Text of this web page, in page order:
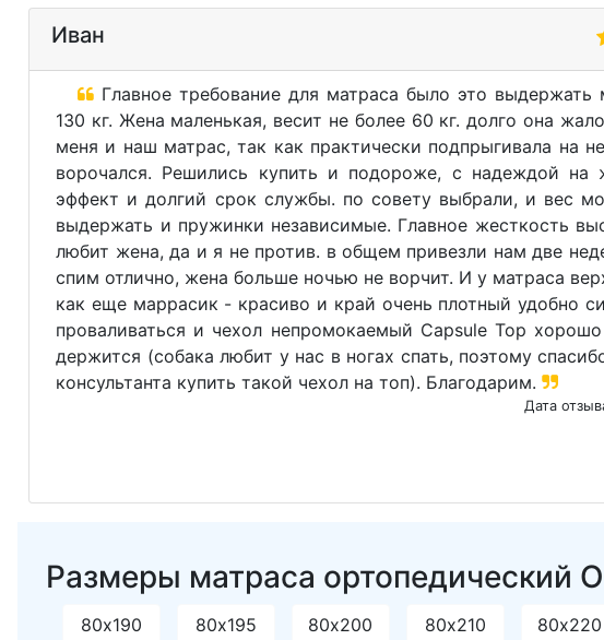
Иван
Главное требование для матраса было это выдержать
130 кг. Жена маленькая, весит не более 60 кг. долго она
меня и наш матрас, так как практически подпрыгивала на
ворочался. Решились купить и подороже, с надеждой на
эффект и долгий срок службы. по совету выбрали, и вес
выдержать и пружинки независимые. Главное жесткость
любит жена, да и я не против. в общем привезли нам две
спим отлично, жена больше ночью не ворчит. И у матраса
как еще маррасик - красиво и край очень плотный удобно
проваливаться и чехол непромокаемый Capsule Top
держится (собака любит у нас в ногах спать, поэтому
консультанта купить такой чехол на топ). Благодарим.
Дата
Размеры матраса ортопедический
80х190 80х195 80х200 80х210 80х220